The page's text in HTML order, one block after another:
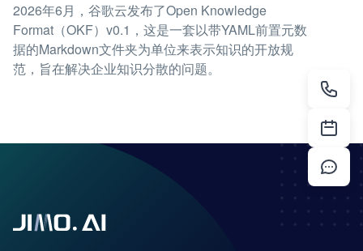
2026年6月，谷歌云发布了Open Knowledge
Format（OKF）v0.1，这是一套以带YAML前置元数
据的Markdown文件夹为单位来表示知识的开放规
范，旨在解决企业知识分散的问题。